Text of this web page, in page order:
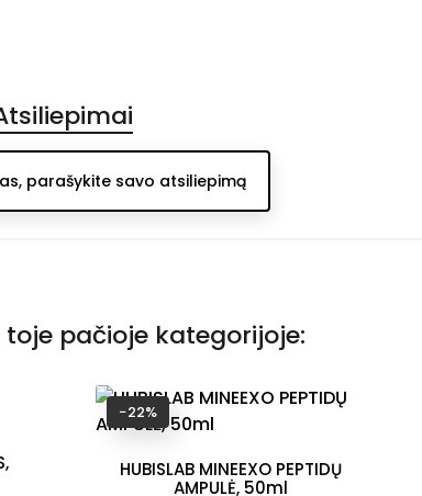
parašykite savo atsiliepimą
toje pačioje kategorijoje:
HUBISLAB MINEEXO PEPTIDŲ
AMPULĖ, 50ml
−22%